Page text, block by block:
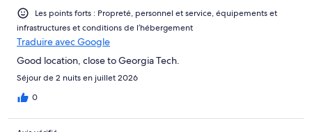
Les points forts : Propreté, personnel et service, équipements et
infrastructures et conditions de l’hébergement
Traduire avec Google
Good location, close to Georgia Tech.
Séjour de 2 nuits en juillet 2026
0